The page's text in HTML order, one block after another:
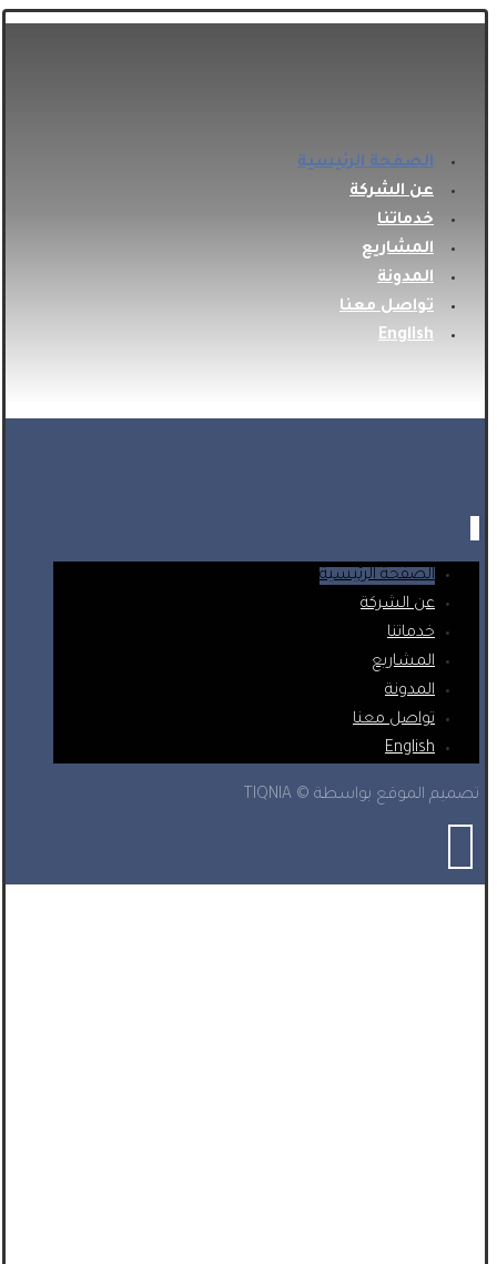
الصفحة الرئيسية
عن الشركة
خدماتنا
المشاريع
المدونة
تواصل معنا
English
الصفحة الرئيسية
عن الشركة
خدماتنا
المشاريع
المدونة
تواصل معنا
English
تصميم الموقع بواسطة © TIQNIA